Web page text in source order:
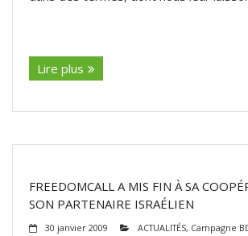
Lire plus
FREEDOMCALL A MIS FIN À SA
SON PARTENAIRE ISRAÉLIEN
30 janvier 2009 ACTUALITÉS, Campagne